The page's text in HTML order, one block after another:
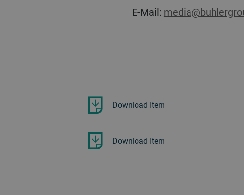
E-Mail:
Download Item
Download Item